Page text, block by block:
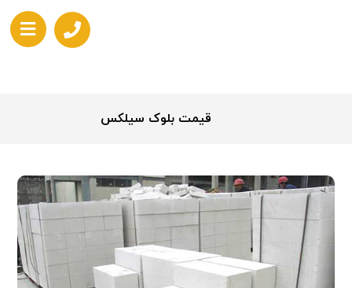
قیمت بلوک سیلکس